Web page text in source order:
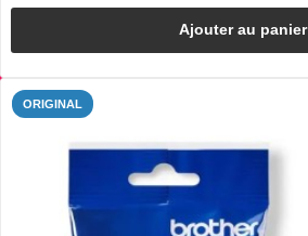
Ajouter au panier
ORIGINAL